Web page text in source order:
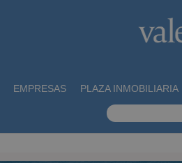
EMPRESAS PLAZA INMOBILIARIA